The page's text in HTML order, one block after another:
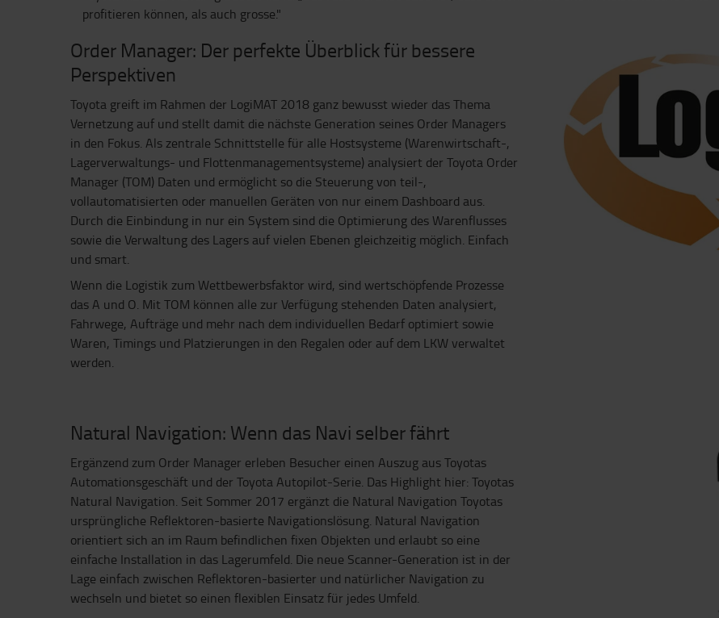
profitieren können, als auch grosse."
Order Manager: Der perfekte Überblick für bessere
Perspektiven
Toyota greift im Rahmen der LogiMAT 2018 ganz bewusst wieder das Thema
Vernetzung auf und stellt damit die nächste Generation seines Order Managers
in den Fokus. Als zentrale Schnittstelle für alle Hostsysteme (Warenwirtschaft-,
Lagerverwaltungs- und Flottenmanagementsysteme) analysiert der Toyota Order
Manager (TOM) Daten und ermöglicht so die Steuerung von teil-,
vollautomatisierten oder manuellen Geräten von nur einem Dashboard aus.
Durch die Einbindung in nur ein System sind die Optimierung des Warenflusses
sowie die Verwaltung des Lagers auf vielen Ebenen gleichzeitig möglich. Einfach
und smart.
Wenn die Logistik zum Wettbewerbsfaktor wird, sind wertschöpfende Prozesse
das A und O. Mit TOM können alle zur Verfügung stehenden Daten analysiert,
Fahrwege, Aufträge und mehr nach dem individuellen Bedarf optimiert sowie
Waren, Timings und Platzierungen in den Regalen oder auf dem LKW verwaltet
werden.
Natural Navigation: Wenn das Navi selber fährt
Ergänzend zum Order Manager erleben Besucher einen Auszug aus Toyotas
Automationsgeschäft und der Toyota Autopilot-Serie. Das Highlight hier: Toyotas
Natural Navigation. Seit Sommer 2017 ergänzt die Natural Navigation Toyotas
ursprüngliche Reflektoren-basierte Navigationslösung. Natural Navigation
orientiert sich an im Raum befindlichen fixen Objekten und erlaubt so eine
einfache Installation in das Lagerumfeld. Die neue Scanner-Generation ist in der
Lage einfach zwischen Reflektoren-basierter und natürlicher Navigation zu
wechseln und bietet so einen flexiblen Einsatz für jedes Umfeld.